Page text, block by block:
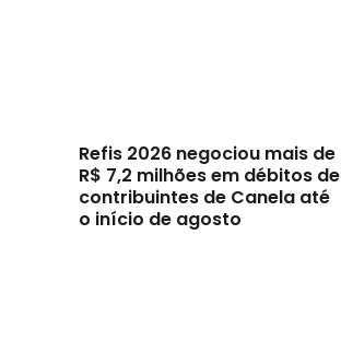
Refis 2026 negociou mais de
R$ 7,2 milhões em débitos de
contribuintes de Canela até
o início de agosto